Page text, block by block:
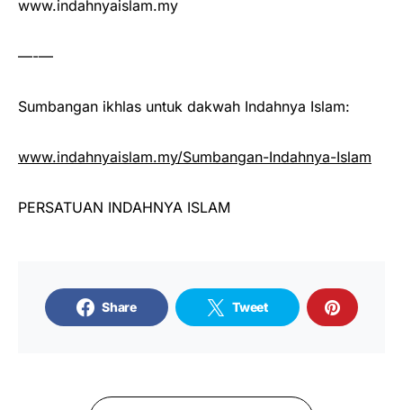
www.indahnyaislam.my
—-—
Sumbangan ikhlas untuk dakwah Indahnya Islam:
www.indahnyaislam.my/Sumbangan-Indahnya-Islam
PERSATUAN INDAHNYA ISLAM
Share Tweet